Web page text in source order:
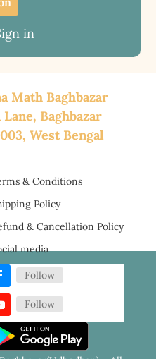
in
Math Baghbazar
Lane, Baghbazar
West Bengal
& Conditions
Policy
& Cancellation Policy
media
Follow
Follow